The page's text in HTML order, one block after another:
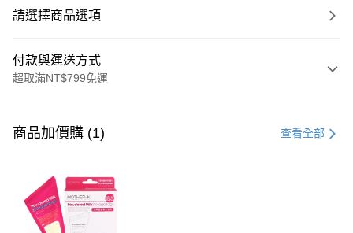
請選擇商品選項
付款與運送方式
超取滿NT$799免運
信用卡一次付款
Apple Pay
街口支付
商品加價購 (1) 查看全部